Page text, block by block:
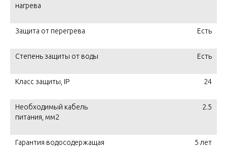
нагрева
Защита от перегрева Есть
Степень защиты от воды Есть
Класс защиты, IP 24
Необходимый кабель
питания, мм2
2.5
Гарантия водосодержащая
5 лет